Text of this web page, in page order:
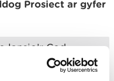
Prosiect ar gyfer
lansio’r Cod
newydd ar gyfer
argymhellion a